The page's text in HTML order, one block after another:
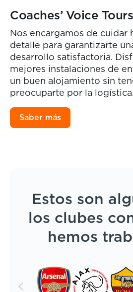
Coaches’ Voice Tours
Nos encargamos de cuidar
detalle para garantizarte
desarrollo satisfactoria.
mejores instalaciones de
un buen alojamiento sin
preocuparte por la logística.
Saber más
Estos son
los clubes
hemos